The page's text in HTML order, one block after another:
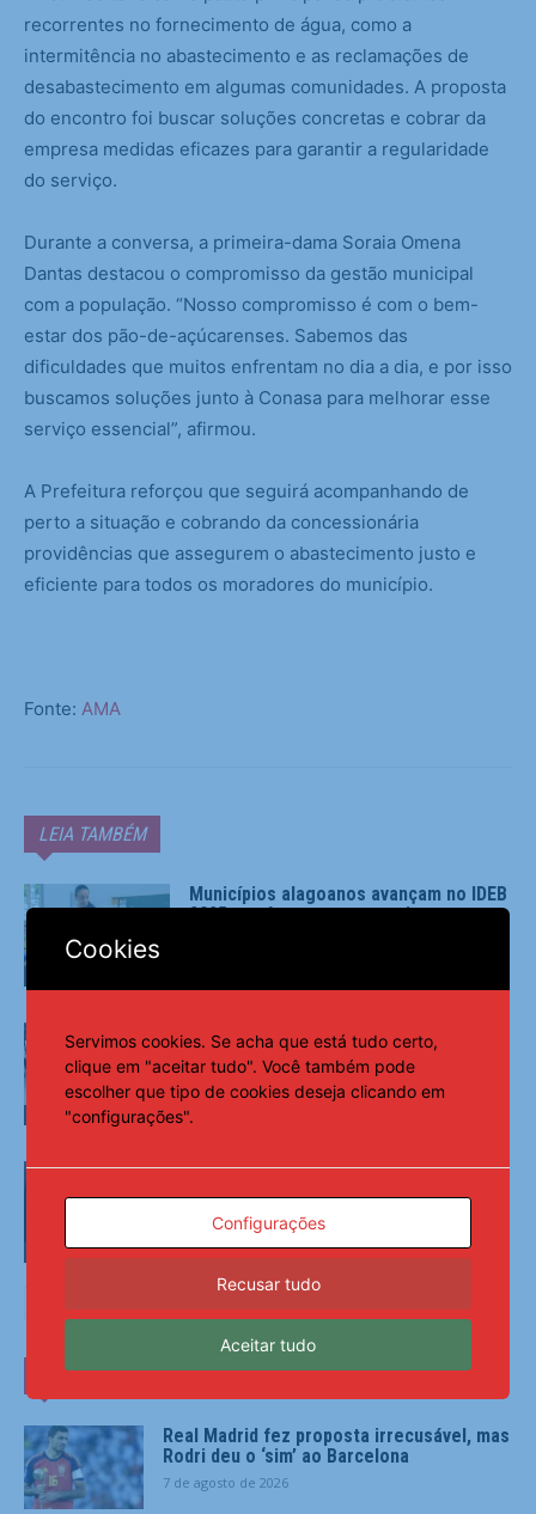
recorrentes no fornecimento de água, como a
intermitência no abastecimento e as reclamações de
desabastecimento em algumas comunidades. A proposta
do encontro foi buscar soluções concretas e cobrar da
empresa medidas eficazes para garantir a regularidade
do serviço.
Durante a conversa, a primeira-dama Soraia Omena
Dantas destacou o compromisso da gestão municipal
com a população. “Nosso compromisso é com o bem-
estar dos pão-de-açúcarenses. Sabemos das
dificuldades que muitos enfrentam no dia a dia, e por isso
buscamos soluções junto à Conasa para melhorar esse
serviço essencial”, afirmou.
A Prefeitura reforçou que seguirá acompanhando de
perto a situação e cobrando da concessionária
providências que assegurem o abastecimento justo e
eficiente para todos os moradores do município.
Fonte: AMA
LEIA TAMBÉM
Municípios alagoanos avançam no IDEB
2025 e reforçam compromisso com a
Municípios
Alagoas alcança marca expressiva no
IEGM 2026 – AMA
Municípios
Presidente Marcelo Beltrão destaca
com nota 10 no IDEB – AMA
ÚLTIMAS NOTÍCIAS
Real Madrid fez proposta irrecusável, mas
Rodri deu o ‘sim’ ao Barcelona
7 de agosto de 2026
Cookies
Servimos cookies. Se acha que está tudo certo,
clique em "aceitar tudo". Você também pode
escolher que tipo de cookies deseja clicando em
"configurações".
Configurações
Recusar tudo
Aceitar tudo